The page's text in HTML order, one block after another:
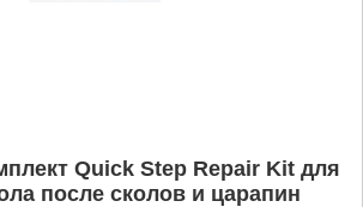
Quick Step Repair Kit для
после сколов и царапин